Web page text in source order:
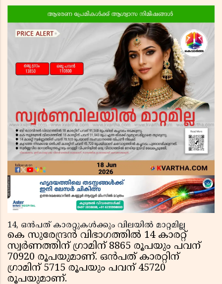
14, ഒൻപത് കാരറ്റുകൾക്കും വിലയിൽ മാറ്റമില്ല
കെ സുരേന്ദ്രൻ വിഭാഗത്തിൽ 14 കാരറ്റ്
സ്വർണത്തിന് ഗ്രാമിന് 8865 രൂപയും പവന്
70920 രൂപയുമാണ്. ഒൻപത് കാരറ്റിന്
ഗ്രാമിന് 5715 രൂപയും പവന് 45720
രൂപയുമാണ്.